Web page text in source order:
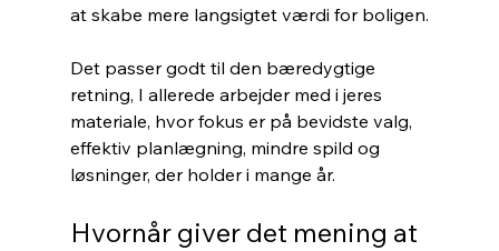
at skabe mere langsigtet værdi for boligen.
Det passer godt til den bæredygtige
retning, I allerede arbejder med i jeres
materiale, hvor fokus er på bevidste valg,
effektiv planlægning, mindre spild og
løsninger, der holder i mange år.
Hvornår giver det mening at